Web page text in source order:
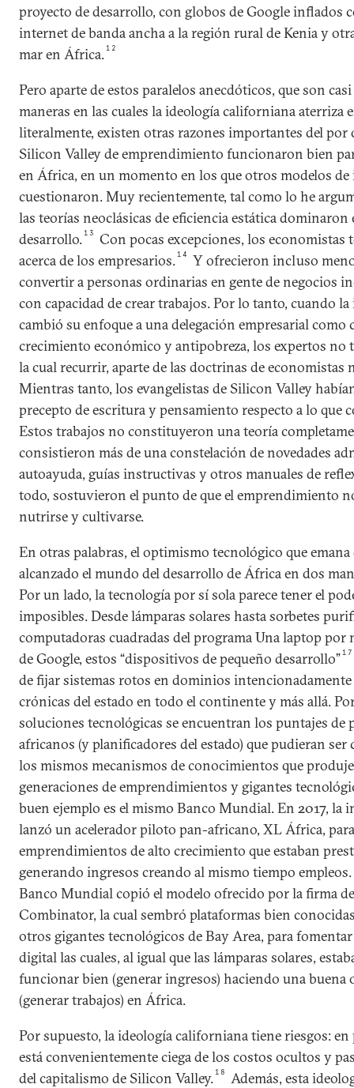
proyecto de desarrollo, con globos de Google inflados
internet de banda ancha a la región rural de Kenia y
mar en África.12
Pero aparte de estos paralelos anecdóticos, que son
maneras en las cuales la ideología californiana aterriza
literalmente, existen otras razones importantes del por
Silicon Valley de emprendimiento funcionaron bien
en África, en un momento en los que otros modelos
cuestionaron. Muy recientemente, tal como lo he
las teorías neoclásicas de eficiencia estática dominaron
desarrollo.13
Con pocas excepciones, los economistas
acerca de los empresarios.14
Y ofrecieron incluso
convertir a personas ordinarias en gente de negocios
con capacidad de crear trabajos. Por lo tanto, cuando
cambió su enfoque a una delegación empresarial como
crecimiento económico y antipobreza, los expertos no
la cual recurrir, aparte de las doctrinas de economistas
Mientras tanto, los evangelistas de Silicon Valley
precepto de escritura y pensamiento respecto a lo que
Estos trabajos no constituyeron una teoría
consistieron más de una constelación de novedades
autoayuda, guías instructivas y otros manuales de
todo, sostuvieron el punto de que el emprendimiento
nutrirse y cultivarse.
En otras palabras, el optimismo tecnológico que
alcanzado el mundo del desarrollo de África en dos
Por un lado, la tecnología por sí sola parece tener el
imposibles. Desde lámparas solares hasta sorbetes
computadoras cuadradas del programa Una laptop por
de Google, estos “dispositivos de pequeño desarrollo”17
de fijar sistemas rotos en dominios
crónicas del estado en todo el continente y más allá.
soluciones tecnológicas se encuentran los puntajes de
africanos (y planificadores del estado) que pudieran
los mismos mecanismos de conocimientos que
generaciones de emprendimientos y gigantes
buen ejemplo es el mismo Banco Mundial. En 2017, la
lanzó un acelerador piloto pan-africano, XL África,
emprendimientos de alto crecimiento que estaban
generando ingresos creando al mismo tiempo empleos.
Banco Mundial copió el modelo ofrecido por la firma
Combinator, la cual sembró plataformas bien
otros gigantes tecnológicos de Bay Area, para
digital las cuales, al igual que las lámparas solares,
funcionar bien (generar ingresos) haciendo una buena
(generar trabajos) en África.
Por supuesto, la ideología californiana tiene riesgos:
está convenientemente ciega de los costos ocultos y
del capitalismo de Silicon Valley.18
Además, esta